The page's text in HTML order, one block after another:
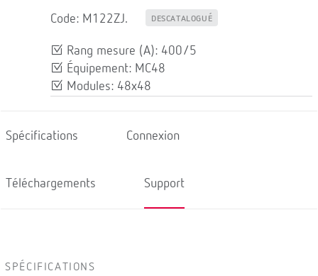
Code: M122ZJ. DESCATALOGUÉ
Rang mesure (A): 400/5
Équipement: MC48
Modules: 48x48
Spécifications Connexion
Téléchargements Support
SPÉCIFICATIONS